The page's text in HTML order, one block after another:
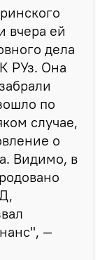
вчера ей
дела
РУз. Она
по
случае,
о
Видимо, в
—